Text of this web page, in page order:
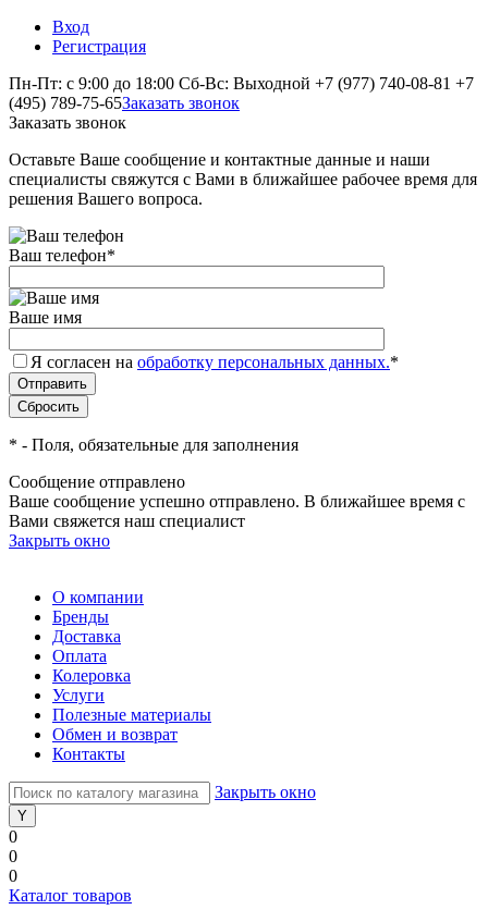
Вход
Регистрация
Пн-Пт: с 9:00 до 18:00 Сб-Вс: Выходной +7 (977) 740-08-81 +7
(495) 789-75-65Заказать звонок
Заказать звонок
Оставьте Ваше сообщение и контактные данные и наши
специалисты свяжутся с Вами в ближайшее рабочее время для
решения Вашего вопроса.
Ваш телефон*
Ваше имя
Я согласен на обработку персональных данных.*
* - Поля, обязательные для заполнения
Сообщение отправлено
Ваше сообщение успешно отправлено. В ближайшее время с
Вами свяжется наш специалист
Закрыть окно
О компании
Бренды
Доставка
Оплата
Колеровка
Услуги
Полезные материалы
Обмен и возврат
Контакты
Закрыть окно
0
0
0
Каталог товаров